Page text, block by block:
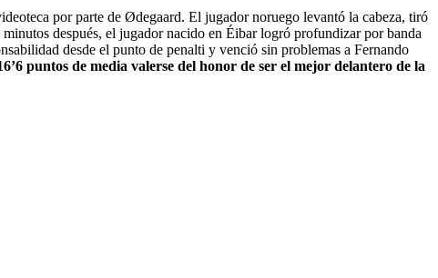
por parte de Ødegaard. El jugador noruego levantó la cabeza, tiró
después, el jugador nacido en Éibar logró profundizar por banda
desde el punto de penalti y venció sin problemas a Fernando
puntos de media valerse del honor de ser el mejor delantero de la